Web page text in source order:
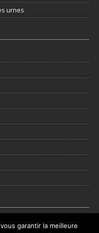
urnes
garantir la meilleure